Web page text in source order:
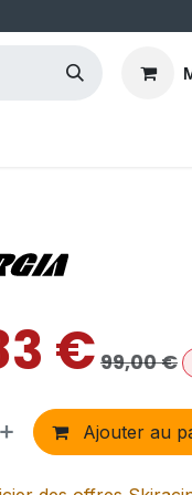
€ 99,00€
Ajouter au